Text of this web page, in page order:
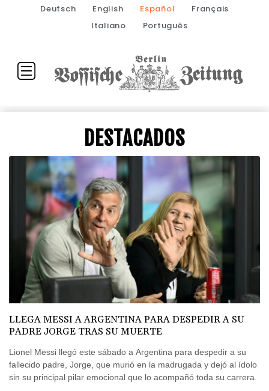
Deutsch English Español
Français
Italiano
Português
DESTACADOS
LLEGA MESSI A ARGENTINA PARA DESPEDIR A SU
PADRE JORGE TRAS SU MUERTE
Lionel Messi llegó este sábado a Argentina para despedir a su
fallecido padre, Jorge, que murió en la madrugada y dejó al ídolo
sin su principal pilar emocional que lo acompañó toda su carrera.